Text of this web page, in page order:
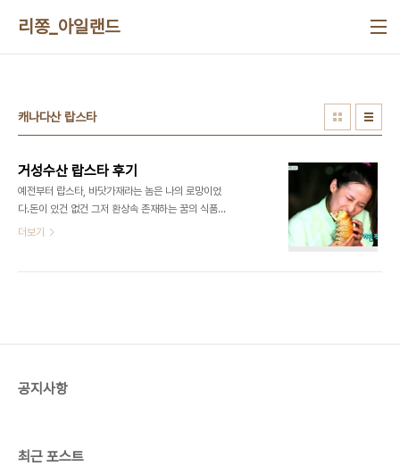
리쫑_아일랜드
캐나다산 랍스타
거성수산 랍스타 후기
예전부터 랍스타, 바닷가재라는 놈은 나의 로망이었
다.돈이 있건 없건 그저 환상속 존재하는 꿈의 식품일
뿐, 나의 입가에는 접근할 생각조차 하지 않았었다.
http://blog.daum.net/tjfao8282?bz=blog
더보기
공지사항
최근 포스트